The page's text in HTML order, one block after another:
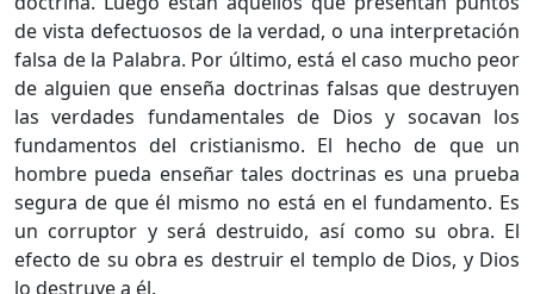
de vista defectuosos de la verdad, o una interpretación
falsa de la Palabra. Por último, está el caso mucho peor
de alguien que enseña doctrinas falsas que destruyen
las verdades fundamentales de Dios y socavan los
fundamentos del cristianismo. El hecho de que un
hombre pueda enseñar tales doctrinas es una prueba
segura de que él mismo no está en el fundamento. Es
un corruptor y será destruido, así como su obra. El
efecto de su obra es destruir el templo de Dios, y Dios
lo destruye a él.